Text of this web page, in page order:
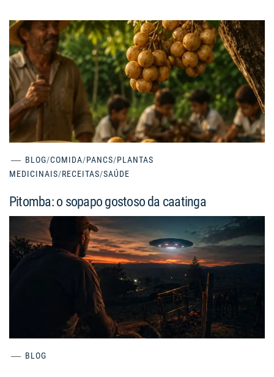
BLOG/COMIDA/PANCS/PLANTAS
MEDICINAIS/RECEITAS/SAÚDE
Pitomba: o sopapo gostoso da caatinga
BLOG